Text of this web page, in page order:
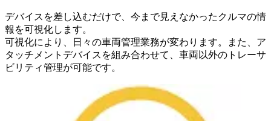
デバイスを差し込むだけで、今まで見えなかったクルマの情
報を可視化します。
可視化により、日々の車両管理業務が変わります。また、ア
タッチメントデバイスを組み合わせて、車両以外のトレーサ
ビリティ管理が可能です。